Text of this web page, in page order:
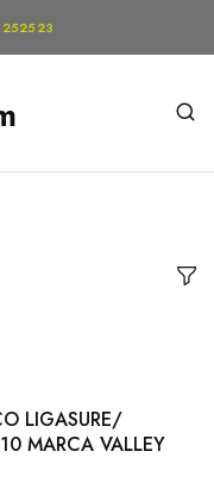
LIGASURE/
MARCA VALLEY